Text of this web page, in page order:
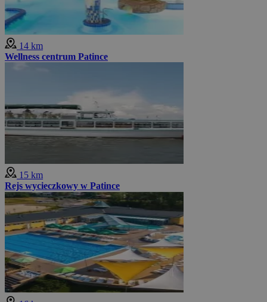
14 km
Wellness centrum Patince
15 km
Rejs wycieczkowy w Patince